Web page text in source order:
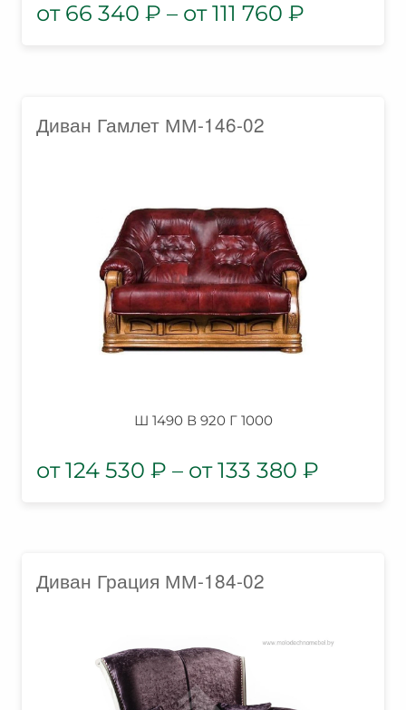
66 340 ₽ – 111 760 ₽
Диван Гамлет ММ-146-02
Ш 1490 В 920 Г 1000
124 530 ₽ – 133 380 ₽
Диван Грация ММ-184-02